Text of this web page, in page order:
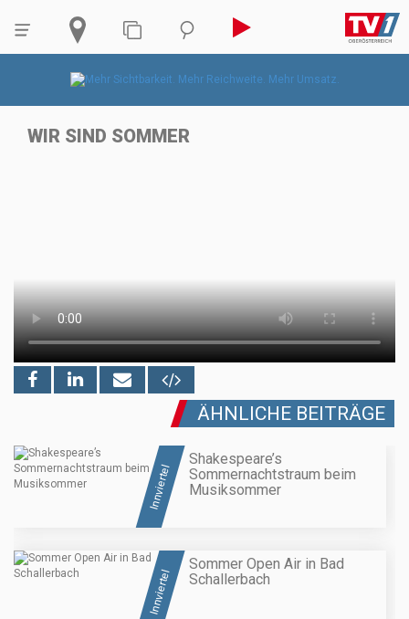
WIR SIND SOMMER
ÄHNLICHE BEITRÄGE
Innviertel
Shakespeare’s
Sommernachtstraum beim
Musiksommer
Innviertel
Sommer Open Air in Bad
Schallerbach